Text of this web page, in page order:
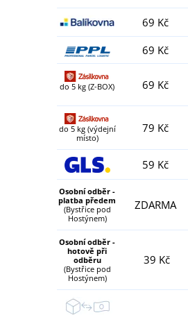
69 Kč
69 Kč
do 5 kg (Z-BOX) 69 Kč
do 5 kg (výdejní
místo)
79 Kč
59 Kč
Osobní odběr -
platba předem
(Bystřice pod
Hostýnem)
ZDARMA
Osobní odběr -
hotově při
odběru
(Bystřice pod
Hostýnem)
39 Kč